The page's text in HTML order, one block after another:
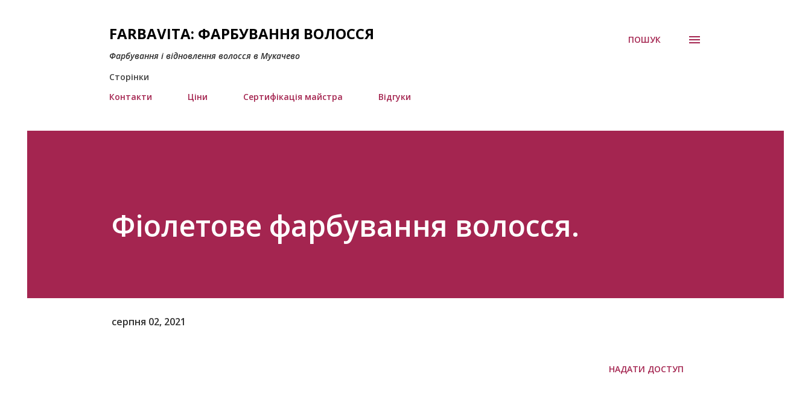
FARBAVITA: ФАРБУВАННЯ ВОЛОССЯ
Фарбування і відновлення волосся в Мукачево
ПОШУК
Сторінки
Контакти
Ціни Сертифікація майстра Відгуки
Фіолетове фарбування волосся.
серпня 02, 2021
НАДАТИ ДОСТУП